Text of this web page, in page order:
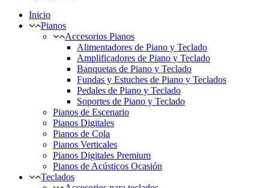
Inicio
Pianos
Accesorios Pianos
Alimentadores de Piano y Teclado
Amplificadores de Piano y Teclado
Banquetas de Piano y Teclado
Fundas y Estuches de Piano y Teclados
Pedales de Piano y Teclado
Soportes de Piano y Teclado
Pianos de Escenario
Pianos Digitales
Pianos de Cola
Pianos Verticales
Pianos Digitales Premium
Pianos de Acústicos Ocasión
Teclados